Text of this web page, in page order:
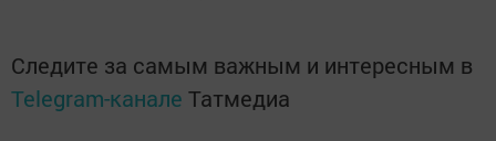
Следите за самым важным и интересным в
Telegram-канале Татмедиа